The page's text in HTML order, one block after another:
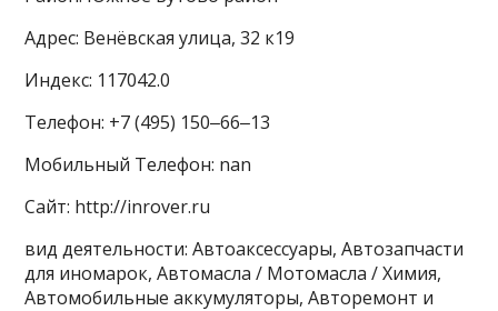
Адрес: Венёвская улица, 32 к19
Индекс: 117042.0
Телефон: +7 (495) 150‒66‒13
Мобильный Телефон: nan
Сайт: http://inrover.ru
вид деятельности: Автоаксессуары, Автозапчасти
для иномарок, Автомасла / Мотомасла / Химия,
Автомобильные аккумуляторы, Авторемонт и